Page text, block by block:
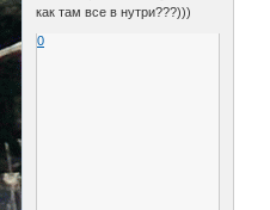
как там все в нутри???)))
0